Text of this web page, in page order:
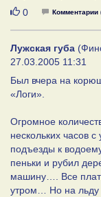
Нравится
0 Комментарии
Лужская губа
27.03.2005 11:31
Был вчера на
«Логи».
Огромное
нескольких часов
подъезды к
пеньки и рубил
машину…. Все
утром… Но на льду